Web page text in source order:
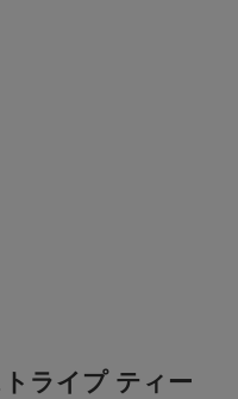
ライプ ティー